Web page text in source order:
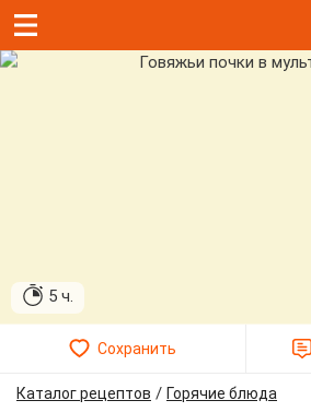
5 ч.
Каталог рецептов / Горячие блюда